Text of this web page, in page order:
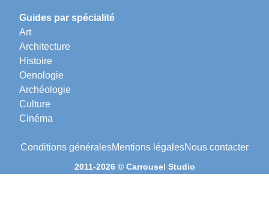
Guides par spécialité
Art
Architecture
Histoire
Oenologie
Archéologie
Culture
Cinéma
Conditions généralesMentions légalesNous contacter
2011-2026 © Carrousel Studio